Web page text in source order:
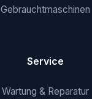
Gebrauchtmaschinen
Service
Wartung & Reparatur